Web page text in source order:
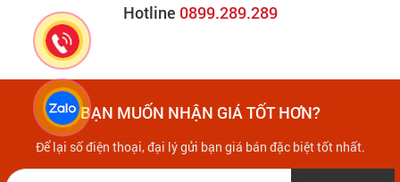
Hotline 0899.289.289
BẠN MUỐN NHẬN GIÁ TỐT HƠN?
Để lại số điện thoại, đại lý gửi bạn giá bán đặc biệt tốt nhất.